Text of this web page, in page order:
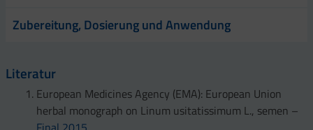
Zubereitung, Dosierung und Anwendung
Literatur
European Medicines Agency (EMA): European Union
herbal monograph on Linum usitatissimum L., semen –